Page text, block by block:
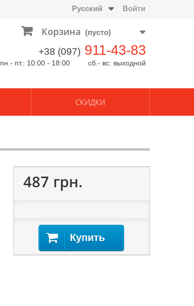
Войти
Русский
Корзина (пусто)
+38 (097) 911-43-83
пн.- пт.: 10:00 - 18:00 сб.- вс: выходной
СКИДКИ
487 грн.
Купить